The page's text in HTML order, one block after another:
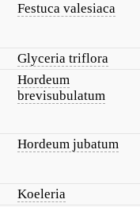
Festuca valesiaca
Glyceria triflora
Hordeum
brevisubulatum
Hordeum jubatum
Koeleria